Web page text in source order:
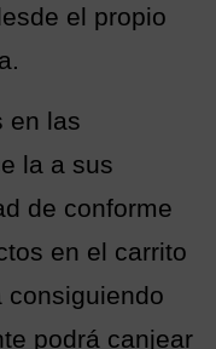
el propio
en las
la a sus
de conforme
en el carrito
consiguiendo
podrá canjear